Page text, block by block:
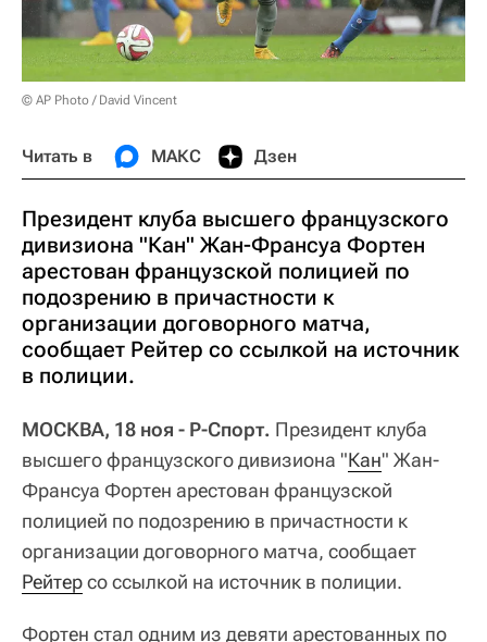
© AP Photo / David Vincent
Читать в МАКС Дзен
Президент клуба высшего французского
дивизиона "Кан" Жан-Франсуа Фортен
арестован французской полицией по
подозрению в причастности к
организации договорного матча,
сообщает Рейтер со ссылкой на источник
в полиции.
МОСКВА, 18 ноя - Р-Спорт. Президент клуба
высшего французского дивизиона "Кан" Жан-
Франсуа Фортен арестован французской
полицией по подозрению в причастности к
организации договорного матча, сообщает
Рейтерсо ссылкой на источник в полиции.
Фортен стал одним из девяти арестованных по